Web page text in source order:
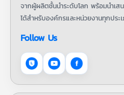
จากผู้ผลิตชั้นนำระดับโลก พร้อมนำเส
ได้สำหรับองค์กรและหน่วยงานทุกประ
Follow Us